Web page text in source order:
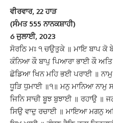
ਵੀਰਵਾਰ, 22 ਹਾੜ
(ਸੰਮਤ 555 ਨਾਨਕਸ਼ਾਹੀ)
6 ਜੁਲਾਈ, 2023
ਸੋਰਠਿ ਮਃ ੧ ਚਉਤੁਕੇ ॥ ਮਾਇ ਬਾਪ ਕੋ
ਕੰਨਿਆ ਕੌ ਬਾਪੁ ਪਿਆਰਾ ਭਾਈ ਕੌ
ਛੋਡਿਆ ਖਿਨ ਮਹਿ ਭਈ ਪਰਾਈ ॥
ਧੂੜਿ ਧੁਮਾਈ ॥੧॥ ਮਨੁ ਮਾਨਿਆ ਨਾਮੁ
ਜਿਨਿ ਸਾਚੀ ਬੂਝ ਬੁਝਾਈ ॥ ਰਹਾਉ ॥
ਸਿਉ ਵਾਦੁ ਰਚਾਈ ॥ ਮਾਇਆ ਮਗਨੁ